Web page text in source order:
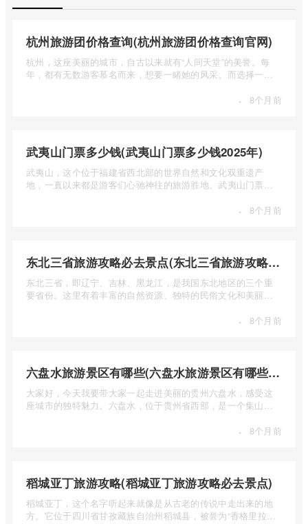
杭州旅游团价格查询(杭州旅游团价格查询官网)
杭州，这座美丽的城市，自古以来就有“人间天堂”的美誉。每
年，都有无数游客慕名而来，想要一睹她的风采。而选择一个
· 8个月前
武夷山门票多少钱(武夷山门票多少钱2025年)
武夷山，这个位于福建省西北部的世界自然和文化双重遗产
地，一直以来都是游客们心驰神往的旅游胜地。武夷山门票多
· 8个月前
东北三省旅游攻略必去景点(东北三省旅游攻略必去景点视频介绍)
东北三省，即辽宁、吉林、黑龙江，是我国东北地区的三个重
要省份。这里有着丰富的自然资源、独特的民俗文化和美丽的
· 8个月前
六盘水旅游景区有哪些(六盘水旅游景区有哪些景点值得去)
大家好，今天我要带大家一起走进美丽的贵州六盘水，感受这
座城市的独特魅力。六盘水，位于贵州省西部，是一个集山水
· 8个月前
稻城亚丁旅游攻略(稻城亚丁旅游攻略必去景点)
稻城亚丁，这个名字听起来就像是从古老的传说中走出来的地
方。它位于四川省甘孜藏族自治州稻城县，被誉为“香格里拉的